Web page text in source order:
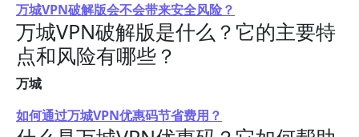
万城VPN破解版会不会带来安全风险？
万城VPN破解版是什么？它的主要特
点和风险有哪些？
万城
如何通过万城VPN优惠码节省费用？